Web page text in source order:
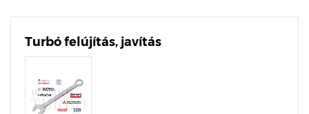
Turbó felújítás, javítás